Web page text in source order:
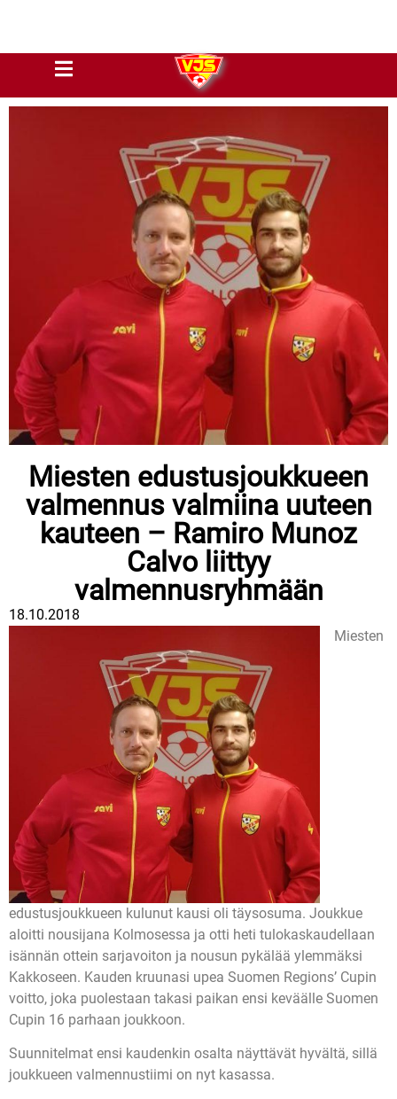
Miesten edustusjoukkueen
valmennus valmiina uuteen
kauteen – Ramiro Munoz
Calvo liittyy
valmennusryhmään
18.10.2018
Miesten
edustusjoukkueen kulunut kausi oli täysosuma. Joukkue
aloitti nousijana Kolmosessa ja otti heti tulokaskaudellaan
isännän ottein sarjavoiton ja nousun pykälää ylemmäksi
Kakkoseen. Kauden kruunasi upea Suomen Regions’ Cupin
voitto, joka puolestaan takasi paikan ensi keväälle Suomen
Cupin 16 parhaan joukkoon.
Suunnitelmat ensi kaudenkin osalta näyttävät hyvältä, sillä
joukkueen valmennustiimi on nyt kasassa.